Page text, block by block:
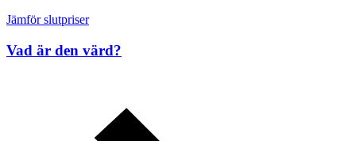
Jämför slutpriser
Vad är den värd?